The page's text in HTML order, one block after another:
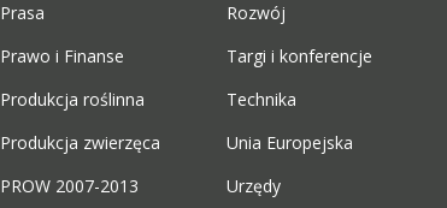
Prasa
Prawo i Finanse
Produkcja roślinna
Produkcja zwierzęca
PROW 2007-2013
Rozwój
Targi i konferencje
Technika
Unia Europejska
Urzędy